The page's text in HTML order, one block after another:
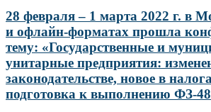
28 февраля – 1 марта 2022 г. в
и офлайн-форматах прошла
тему: «Государственные и
унитарные предприятия:
законодательстве, новое в
подготовка к выполнению ФЗ-